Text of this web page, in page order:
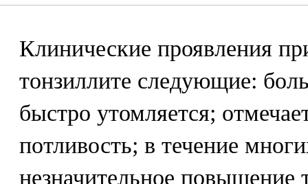
Клинические проявления
тонзиллите следующие:
быстро утомляется;
потливость; в течение
незначительное повышение